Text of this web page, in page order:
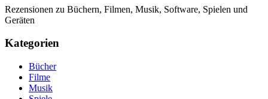
Rezensionen zu Büchern, Filmen, Musik, Software, Spielen und
Geräten
Kategorien
Bücher
Filme
Musik